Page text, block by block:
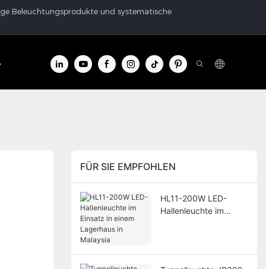
Beleuchtungsprodukte und systematische
Kontakt
FÜR SIE EMPFOHLEN
HL11-200W LED-
Hallenleuchte im